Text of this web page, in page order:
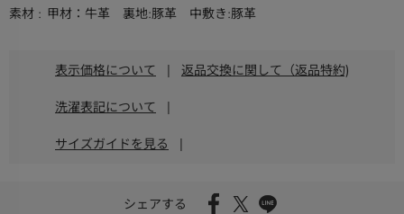
素材
甲材：牛革 裏地:豚革 中敷き:豚革
表示価格について | 返品交換に関して（返品特約)
洗濯表記について |
サイズガイドを見る |
シェアする